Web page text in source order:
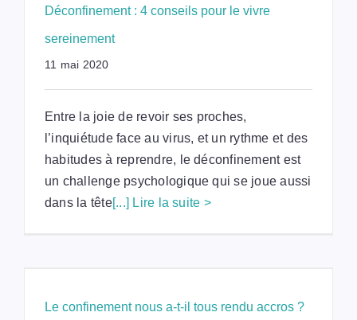
Déconfinement : 4 conseils pour le vivre
sereinement
11 mai 2020
Entre la joie de revoir ses proches,
l’inquiétude face au virus, et un rythme et des
habitudes à reprendre, le déconfinement est
un challenge psychologique qui se joue aussi
dans la tête[...] Lire la suite >
Le confinement nous a-t-il tous rendu accros ?